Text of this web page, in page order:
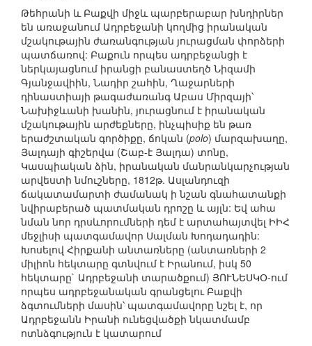
Թեհրանի և Բաքվի միջև պարբերաբար խնդիրներ
են առաջանում Ադրբեջանի կողմից իրանական
մշակութային ժառանգության յուրացման փորձերի
պատճառով: Բաքուն որպես ադրբեջանցի է
ներկայացնում իրանցի բանաստեղծ Նիզամի
Գյանջավիին, Նադիր շահին, Ղաջարների
դինաստիայի թագաժառանգ Աբաս Միրզայի՝
Նախիջևանի խանին, յուրացնում է իրանական
մշակութային արժեքները, ինչպիսիք են թառ
երաժշտական գործիքը, ճոկան (polo) մարզախաղը,
Յալդայի գիշերվա (Շաբ-է Յալդա) տոնը,
Կասպիական ձին, իրանական մանրանկարչության
արվեստի նմուշները, 1812թ. Ասլանդուզի
ճակատամարտի ժամանակ ի նշան գնահատանքի
նվիրաբերած պատմական դրոշը և այլն: Եվ ահա
նման նոր դրսևորումների դեմ է արտահայտվել ԻԻՀ
մեջլիսի պատգամավոր Սալման Խոդադադին:
Խոսելով Հիրքանի անտառները (անտառների 2
միլիոն հեկտարը գտնվում է Իրանում, իսկ 50
հեկտարը` Ադրբեջանի տարածքում) ՅՈՒՆԵՍԿՕ-ում
որպես ադրբեջանական գրանցելու Բաքվի
ձգտումների մասին՝ պատգամավորը նշել է, որ
Ադրբեջանն Իրանի ունեցվածքի նկատմամբ
ոտնձգություն է կատարում